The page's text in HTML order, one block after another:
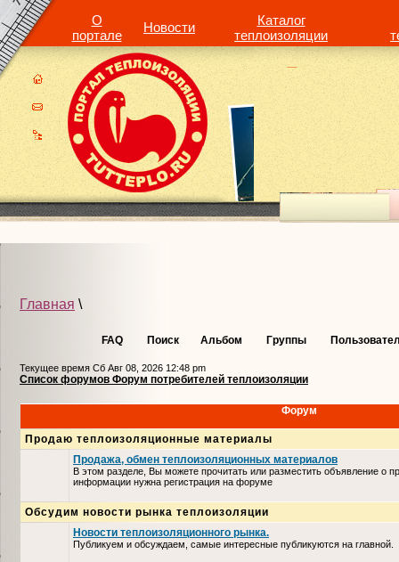
О
портале
Новости
Каталог
теплоизоляции
Главная \
FAQ Поиск Альбом Группы
Текущее время Сб Авг 08, 2026 12:48 pm
Список форумов Форум потребителей теплоизоляции
Форум
Продаю теплоизоляционные материалы
Продажа, обмен теплоизоляционных материалов
В этом разделе, Вы можете прочитать или разместить объявление о
информации нужна регистрация на форуме
Обсудим новости рынка теплоизоляции
Новости теплоизоляционного рынка.
Публикуем и обсуждаем, самые интересные публикуются на главной.